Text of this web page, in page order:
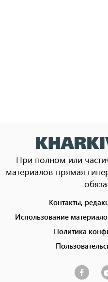
При полном или
материалов прямая
menu
Контакты,
Использование
Политика